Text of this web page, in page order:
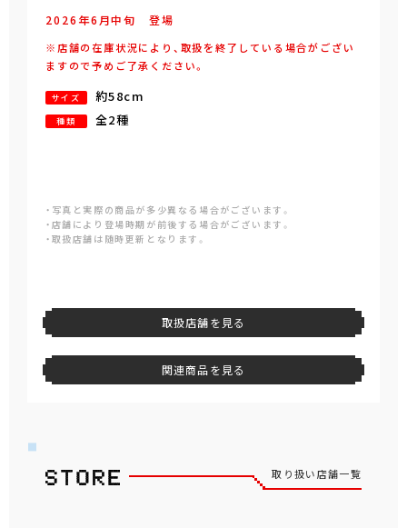
2026年6 月中旬 登場
※店舗の在庫状況により、取扱を終了している場合がござい
ますので予めご了承ください。
サイズ 約58cm
種類 全2種
・写真と実際の商品が多少異なる場合がございます。
・店舗により登場時期が前後する場合がございます。
・取扱店舗は随時更新となります。
取扱店舗を見る
関連商品を見る
取り扱い店舗一覧